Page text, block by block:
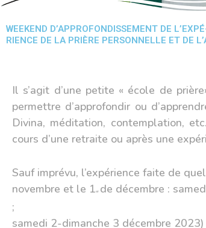
WEEKEND D’APPROFONDISSEMENT DE
RIENCE DE LA PRIÈRE PERSONNELLE ET DE
Il s’agit d’une petite « école de
permettre d’approfondir ou
Divina, méditation, contemplation,
cours d’une retraite ou après une
Sauf imprévu, l’expérience faite de
novembre et le 1er de décembre :
;
samedi 2-dimanche 3 décembre